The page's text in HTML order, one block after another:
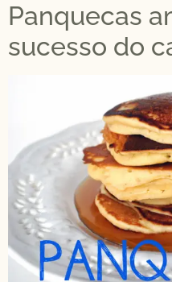
Panquecas
sucesso do